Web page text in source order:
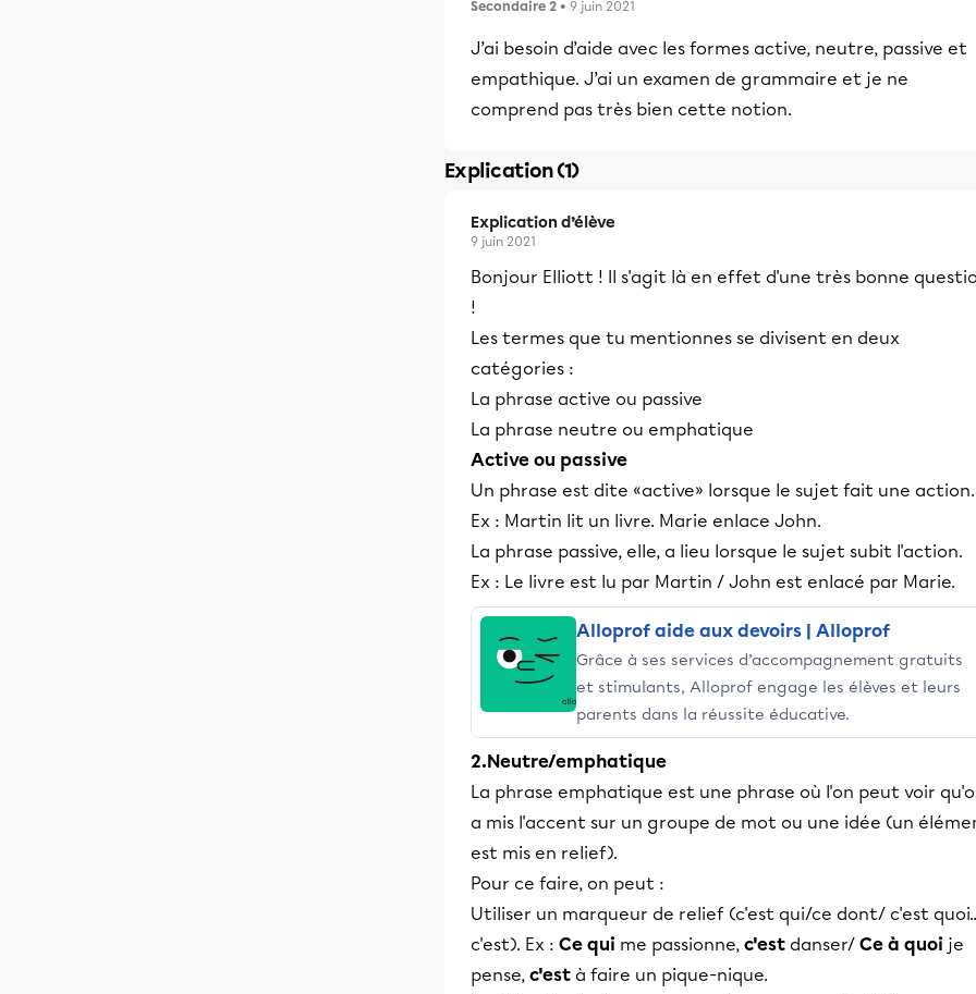
Secondaire 2 • 9 juin 2021
J’ai besoin d’aide avec les formes active, neutre, passive et
empathique. J’ai un examen de grammaire et je ne
comprend pas très bien cette notion.
Explication (1)
Explication d’élève
9 juin 2021
Bonjour Elliott ! Il s'agit là en effet d'une très bonne
!
Les termes que tu mentionnes se divisent en deux
catégories :
La phrase active ou passive
La phrase neutre ou emphatique
Active ou passive
Un phrase est dite «active» lorsque le sujet fait une action.
Ex : Martin lit un livre. Marie enlace John.
La phrase passive, elle, a lieu lorsque le sujet subit l'action.
Ex : Le livre est lu par Martin / John est enlacé par Marie.
Alloprof aide aux devoirs | Alloprof
Grâce à ses services d’accompagnement gratuits
et stimulants, Alloprof engage les élèves et leurs
parents dans la réussite éducative.
2.Neutre/emphatique
La phrase emphatique est une phrase où l'on peut voir
a mis l'accent sur un groupe de mot ou une idée (un
est mis en relief).
Pour ce faire, on peut :
Utiliser un marqueur de relief (c'est qui/ce dont/ c'est
c'est). Ex : Ce qui me passionne, c'est danser/ Ce à quoi je
pense, c'est à faire un pique-nique.